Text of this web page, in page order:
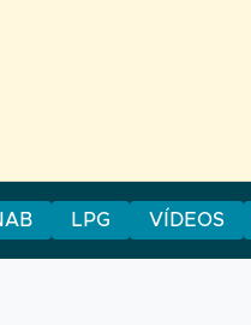
LPG VÍDEOS